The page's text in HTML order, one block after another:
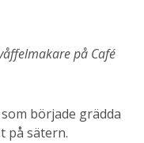
på Café
började grädda
på sätern.